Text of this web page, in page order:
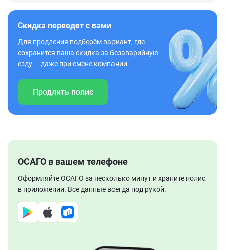
Скидка переедет с вами
Для продления подберём вариант, где
сохранится ваша скидка за безаварийную
езду — даже при смене компании.
Продлить полис
ОСАГО в вашем телефоне
Оформляйте ОСАГО за несколько минут и храните полис
в приложении. Все данные всегда под рукой.